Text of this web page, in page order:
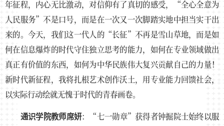
年征程，内心无比激动，对信仰有了真切的感受，“全心全意为
人民服务”不是口号，而是在一次又一次脚踏实地中担当实干出
来的。今天，我们这一代人的“长征”不再是雪山草地，而是如
何在信息爆炸的时代守住独立思考的能力，如何在专业领域做出
真正有价值的东西，如何为中华民族伟大复兴贡献自己的力量！
新时代新征程，我将扎根艺术创作沃土，用专业能力回馈社会，
以实际行动绘就无愧于时代的青春画卷。
通识学院教师席妍：“七一勋章”获得者钟掘院士始终以服